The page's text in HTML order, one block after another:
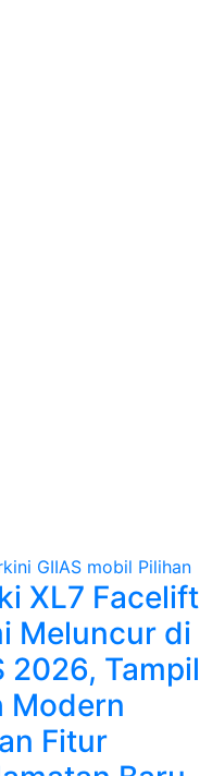
GIIAS mobil Pilihan
XL7 Facelift
Meluncur di
2026, Tampil
Modern
Fitur